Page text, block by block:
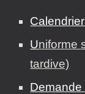
Uniforme
tardive)